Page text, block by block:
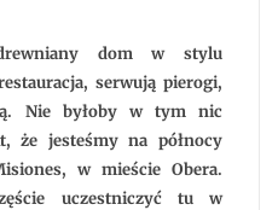
od
Polski:
Polacy
Argentynie
dom w stylu
serwują pierogi,
Nie byłoby w tym nic
że jesteśmy na północy
w mieście Obera.
uczestniczyć tu w